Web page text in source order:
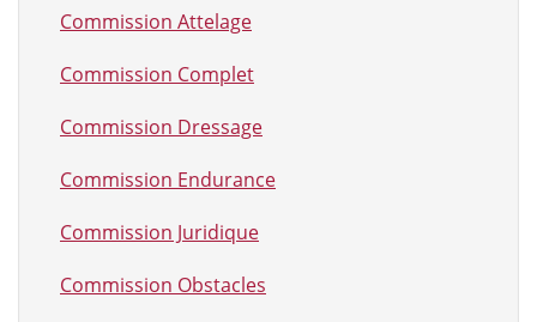
Commission Attelage
Commission Complet
Commission Dressage
Commission Endurance
Commission Juridique
Commission Obstacles